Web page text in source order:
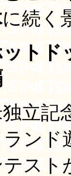
に続く
トド
立記
ランド
テスト